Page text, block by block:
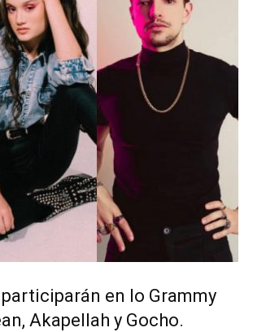
en lo Grammy
Akapellah y Gocho.